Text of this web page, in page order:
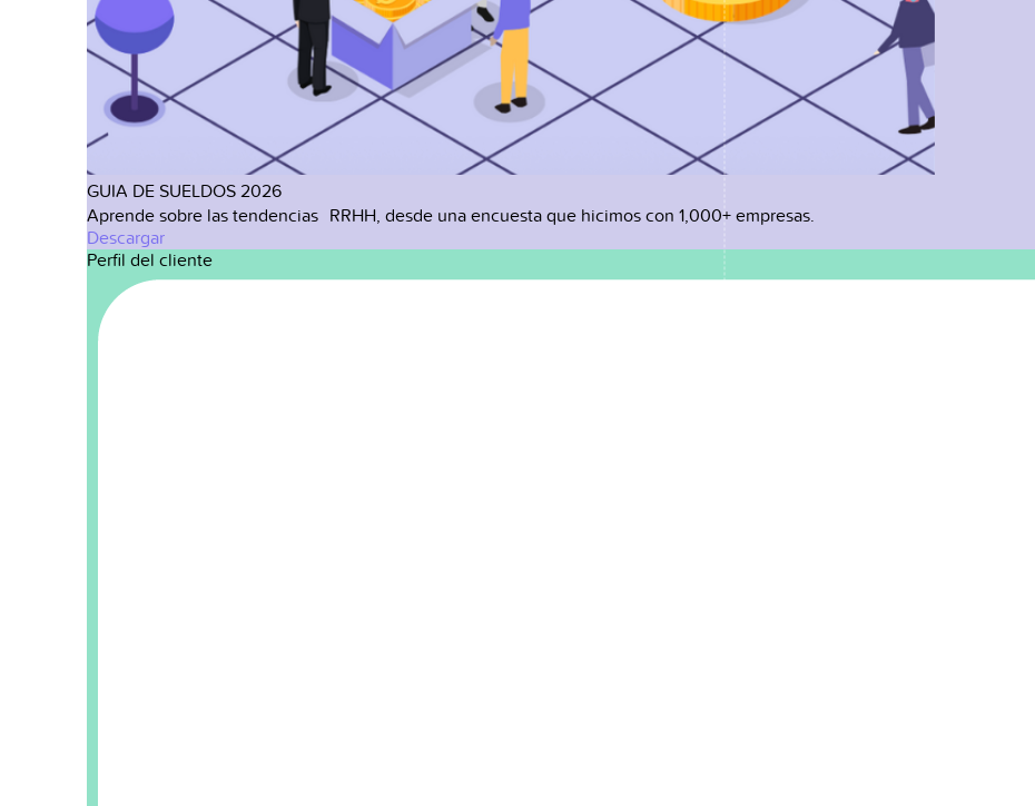
GUIA DE SUELDOS 2026
Aprende sobre las tendencias RRHH, desde una encuesta que hicimos con 1,000+ empresas.
Descargar
Perfil del cliente